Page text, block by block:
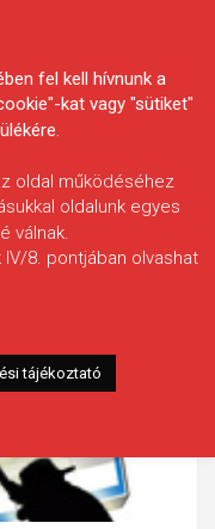
fel kell hívnunk a
kat vagy "sütiket"
oldal működéséhez
oldalunk egyes
válnak.
8. pontjában olvashat
tájékoztató